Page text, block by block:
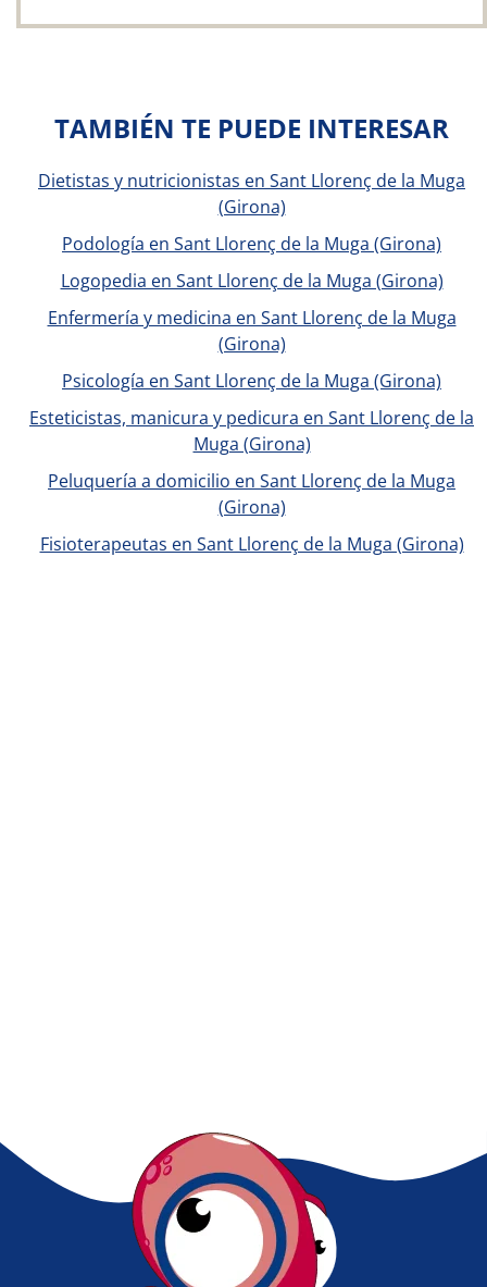
TAMBIÉN TE PUEDE INTERESAR
Dietistas y nutricionistas en Sant Llorenç de la Muga
(Girona)
Podología en Sant Llorenç de la Muga (Girona)
Logopedia en Sant Llorenç de la Muga (Girona)
Enfermería y medicina en Sant Llorenç de la Muga
(Girona)
Psicología en Sant Llorenç de la Muga (Girona)
Esteticistas, manicura y pedicura en Sant Llorenç de la
Muga (Girona)
Peluquería a domicilio en Sant Llorenç de la Muga
(Girona)
Fisioterapeutas en Sant Llorenç de la Muga (Girona)